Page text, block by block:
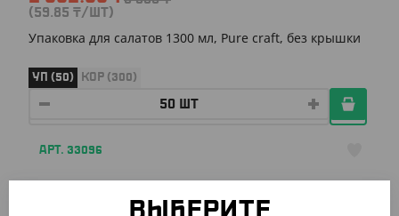
(59.85 ₸/ШТ)
Упаковка для салатов 1300 мл, Pure craft, без крышки
УП (50) КОР (300)
АРТ. 33096